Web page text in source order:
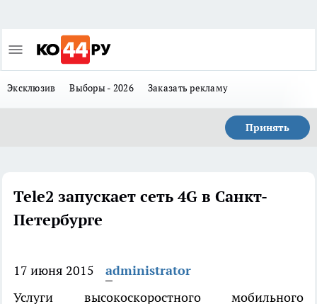
Эксклюзив Выборы - 2026 Заказать рекламу
Принять
Tele2 запускает сеть 4G в Санкт-
Петербурге
17 июня 2015
administrator
Услуги высокоскоростного мобильного